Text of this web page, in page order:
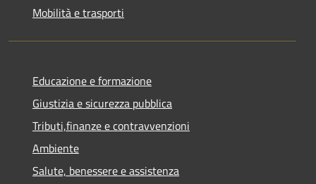
Mobilità e trasporti
Educazione e formazione
Giustizia e sicurezza pubblica
Tributi,finanze e contravvenzioni
Ambiente
Salute, benessere e assistenza